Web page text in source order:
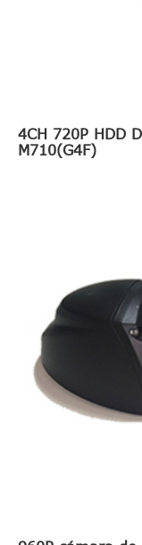
4CH 720P HDD
M710(G4F)